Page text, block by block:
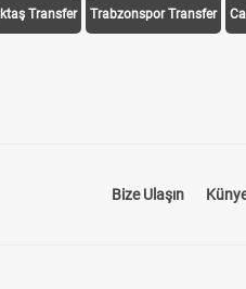
Transfer Trabzonspor Transfer
Bize Ulaşın